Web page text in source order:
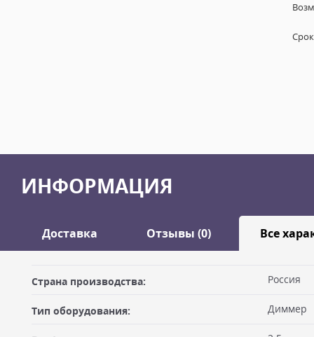
ИНФОРМАЦИЯ
Доставка Отзывы (0) Все
ДОСТАВКА
Самовывоз из офиса
Оставить отзыв
Ваше имя
Страна производства: Россия
Тип оборудования: Диммер